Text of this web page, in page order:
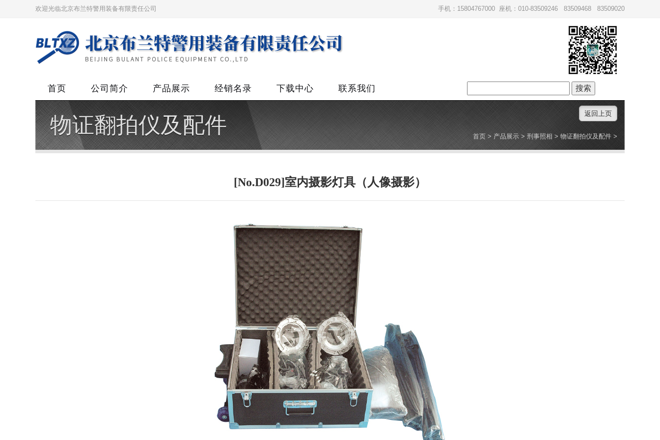
欢迎光临北京布兰特警用装备有限责任公司 手机：15804767000 座机：010-83509246 83509468 83509020
首页 公司简介 产品展示 经销名录 下载中心 联系我们
索：
物证翻拍仪及配件 返回上页
首页 > 产品展示 > 刑事照相 > 物证翻拍仪及配件 >
[No.D029]室内摄影灯具（人像摄影）